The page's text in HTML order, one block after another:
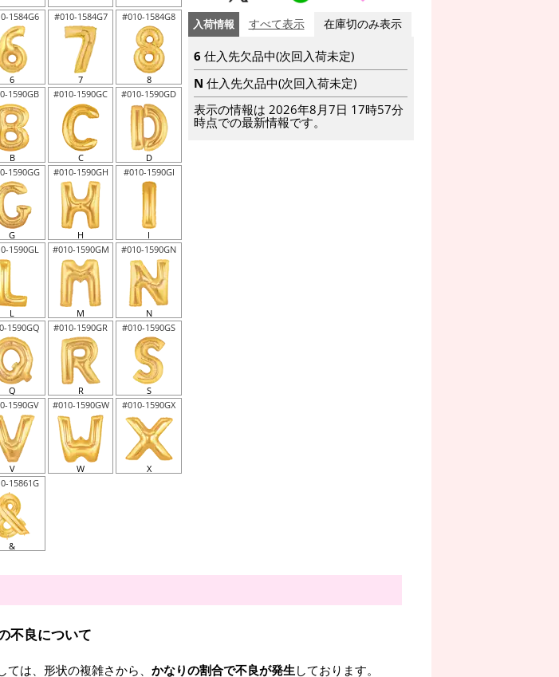
1584G6
6
#010-1584G7
7
#010-1584G8
8
1590GB
B
#010-1590GC
C
#010-1590GD
D
1590GG
G
#010-1590GH
H
#010-1590GI
I
1590GL
L
#010-1590GM
M
#010-1590GN
N
1590GQ
Q
#010-1590GR
R
#010-1590GS
S
1590GV
V
#010-1590GW
W
#010-1590GX
X
15861G
&
入荷情報 すべて表示 在庫切のみ表示
6 仕入先欠品中(次回入荷未定)
N 仕入先欠品中(次回入荷未定)
表示の情報は 2026年8月7日 17時57分
時点での最新情報です。
不良について
は、形状の複雑さから、 かなりの割合で不良が発生しております。